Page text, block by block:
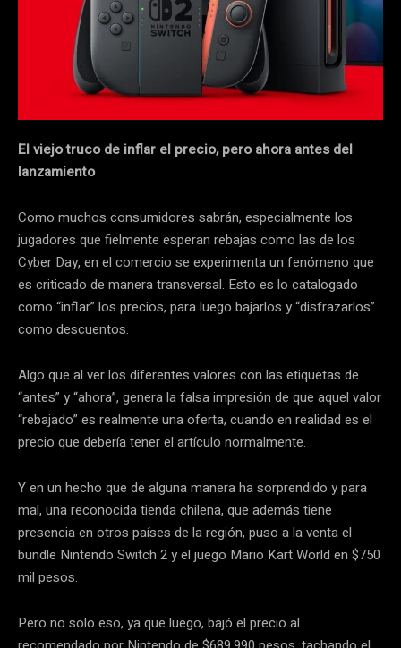
El viejo truco de inflar el precio, pero ahora antes del
lanzamiento
Como muchos consumidores sabrán, especialmente los
jugadores que fielmente esperan rebajas como las de los
Cyber Day, en el comercio se experimenta un fenómeno que
es criticado de manera transversal. Esto es lo catalogado
como “inflar” los precios, para luego bajarlos y “disfrazarlos”
como descuentos.
Algo que al ver los diferentes valores con las etiquetas de
“antes” y “ahora”, genera la falsa impresión de que aquel valor
“rebajado” es realmente una oferta, cuando en realidad es el
precio que debería tener el artículo normalmente.
Y en un hecho que de alguna manera ha sorprendido y para
mal, una reconocida tienda chilena, que además tiene
presencia en otros países de la región, puso a la venta el
bundle Nintendo Switch 2 y el juego Mario Kart World en $750
mil pesos.
Pero no solo eso, ya que luego, bajó el precio al